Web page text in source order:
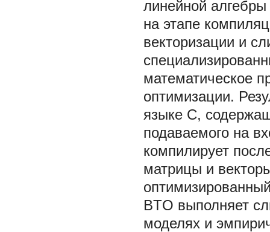
линейной
на этапе
векторизации и
математическое
оптимизации.
языке C,
подаваемого на
компилирует
матрицы и
BTO выполняет
моделях и